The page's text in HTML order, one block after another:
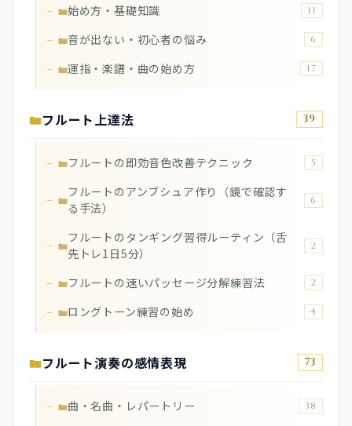
始め方・基礎知識 11
音が出ない・初心者の悩み 6
運指・楽譜・曲の始め方 17
フルート上達法 39
フルートの即効音色改善テクニック 5
フルートのアンブシュア作り（鏡で確認す
る手法）
6
フルートのタンギング習得ルーティン（舌
先トレ1日5分）
2
フルートの速いパッセージ分解練習法 2
ロングトーン練習の始め 4
フルート演奏の感情表現 73
曲・名曲・レパートリー 38